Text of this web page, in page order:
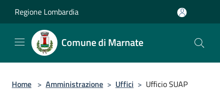
Regione Lombardia
Comune di Marnate
Home > Amministrazione > Uffici > Ufficio SUAP